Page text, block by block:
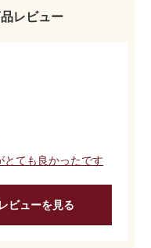
レビュー
とても良かったです
ビューを見る